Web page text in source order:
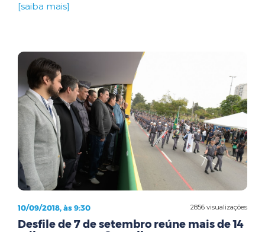
[saiba mais]
2856 visualizações
10/09/2018, às 9:30
Desfile de 7 de setembro reúne mais de 14